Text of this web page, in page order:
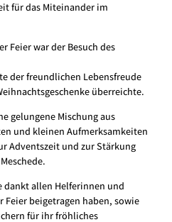
für das Miteinander im
Feier war der Besuch des
der freundlichen Lebensfreude
überreichte.
gelungene Mischung aus
und kleinen Aufmerksamkeiten
Adventszeit und zur Stärkung
dankt allen Helferinnen und
Feier beigetragen haben, sowie
für ihr fröhliches